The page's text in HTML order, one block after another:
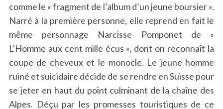
comme le « fragment de l’album d’un jeune boursier ».
Narré à la première personne, elle reprend en fait le
même personnage Narcisse Pomponet de «
L’Homme aux cent mille écus », dont on reconnaît la
coupe de cheveux et le monocle. Le jeune homme
ruiné et suicidaire décide de se rendre en Suisse pour
se jeter en haut du point culminant de la chaîne des
Alpes. Déçu par les promesses touristiques de ce